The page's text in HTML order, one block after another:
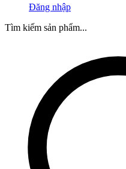
Đăng nhập
Tìm kiếm sản phẩm...